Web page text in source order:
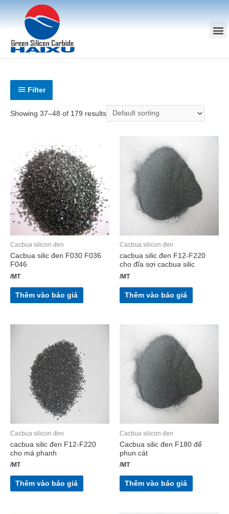
Filter
Showing 37–48 of 179 results
Cacbua silicon đen
Cacbua silic đen F030 F036
F046
/MT
Thêm vào báo giá
Cacbua silicon đen
cacbua silic đen F12-F220
cho đĩa sợi cacbua silic
/MT
Thêm vào báo giá
Cacbua silicon đen
cacbua silic đen F12-F220
cho má phanh
/MT
Thêm vào báo giá
Cacbua silicon đen
Cacbua silic đen F180 để
phun cát
/MT
Thêm vào báo giá